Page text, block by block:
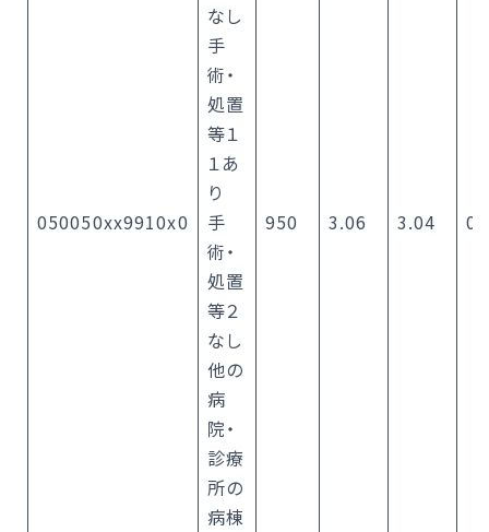
050050xx9910x0
なし
手
術・
処置
等１
１あ
り
手
術・
処置
等２
なし
他の
病
院・
診療
所の
病棟
950 3.06 3.04 0